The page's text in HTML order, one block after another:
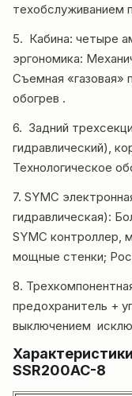
техобслуживанием
5. Кабина: четыре
эргономика:
Съемная «газовая»
обогрев .
6. Задний
гидравлический),
Технологическое
7. SYMC
гидравлическая):
SYMC контроллер,
мощные стенки;
8.
предохранитель +
выключением
SSR200AC-8